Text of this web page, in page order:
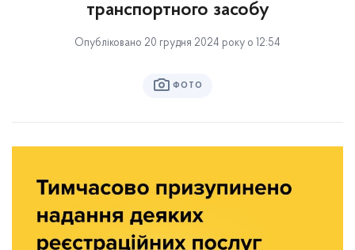
транспортного засобу
Опубліковано 20 грудня 2024 року о 12:54
ФОТО